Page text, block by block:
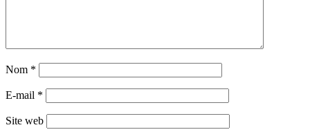
Nom *
E-mail *
Site web